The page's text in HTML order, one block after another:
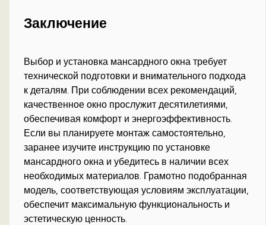
Заключение
Выбор и установка мансардного окна требует
технической подготовки и внимательного подхода
к деталям. При соблюдении всех рекомендаций,
качественное окно прослужит десятилетиями,
обеспечивая комфорт и энергоэффективность.
Если вы планируете монтаж самостоятельно,
заранее изучите инструкцию по установке
мансардного окна и убедитесь в наличии всех
необходимых материалов. Грамотно подобранная
модель, соответствующая условиям эксплуатации,
обеспечит максимальную функциональность и
эстетическую ценность.